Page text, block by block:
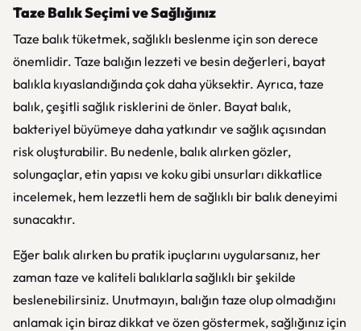
Taze Balık Seçimi ve Sağlığınız
Taze balık tüketmek, sağlıklı beslenme için son derece
önemlidir. Taze balığın lezzeti ve besin değerleri, bayat
balıkla kıyaslandığında çok daha yüksektir. Ayrıca, taze
balık, çeşitli sağlık risklerini de önler. Bayat balık,
bakteriyel büyümeye daha yatkındır ve sağlık açısından
risk oluşturabilir. Bu nedenle, balık alırken gözler,
solungaçlar, etin yapısı ve koku gibi unsurları dikkatlice
incelemek, hem lezzetli hem de sağlıklı bir balık deneyimi
sunacaktır.
Eğer balık alırken bu pratik ipuçlarını uygularsanız, her
zaman taze ve kaliteli balıklarla sağlıklı bir şekilde
beslenebilirsiniz. Unutmayın, balığın taze olup olmadığını
anlamak için biraz dikkat ve özen göstermek, sağlığınız için